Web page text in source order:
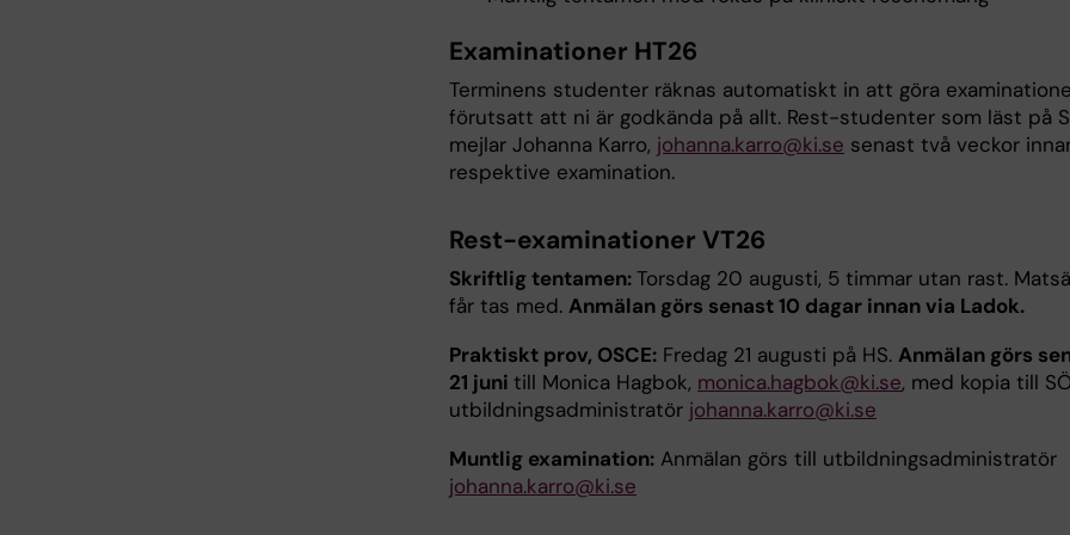
Examinationer HT26
Terminens studenter räknas automatiskt in att göra
förutsatt att ni är godkända på allt. Rest-studenter som läst på
mejlar Johanna Karro, johanna.karro@ki.se senast två veckor
respektive examination.
Rest-examinationer VT26
Skriftlig tentamen:Torsdag 20 augusti, 5 timmar utan rast.
får tas med. Anmälan görs senast 10 dagar innan via Ladok.
Praktiskt prov, OSCE: Fredag 21 augusti på HS. Anmälan görs
21 juni till Monica Hagbok, monica.hagbok@ki.se, med kopia till
utbildningsadministratör johanna.karro@ki.se
Muntlig examination: Anmälan görs till utbildningsadministratör
johanna.karro@ki.se